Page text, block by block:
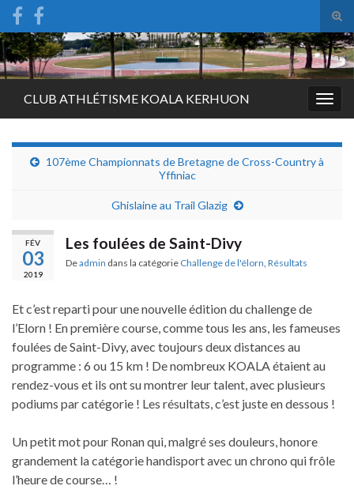
Search for:
CLUB ATHLÉTISME KOALA KERHUON
107ème Championnats de Bretagne de Cross-Country à
Yffiniac
Ghislaine au Trail Glazig
FÉV
03
2019
Les foulées de Saint-Divy
Deadmin dans la catégorie Challenge de l'élorn Résultats
Et c’est reparti pour une nouvelle édition du challenge de
l’Elorn ! En première course, comme tous les ans, les fameuses
foulées de Saint-Divy, avec toujours deux distances au
programme : 6 ou 15 km ! De nombreux KOALA étaient au
rendez-vous et ils ont su montrer leur talent, avec plusieurs
podiums par catégorie ! Les résultats, c’est juste en dessous !
Un petit mot pour Ronan qui, malgré ses douleurs, honore
grandement la catégorie handisport avec un chrono qui frôle
l’heure de course… !